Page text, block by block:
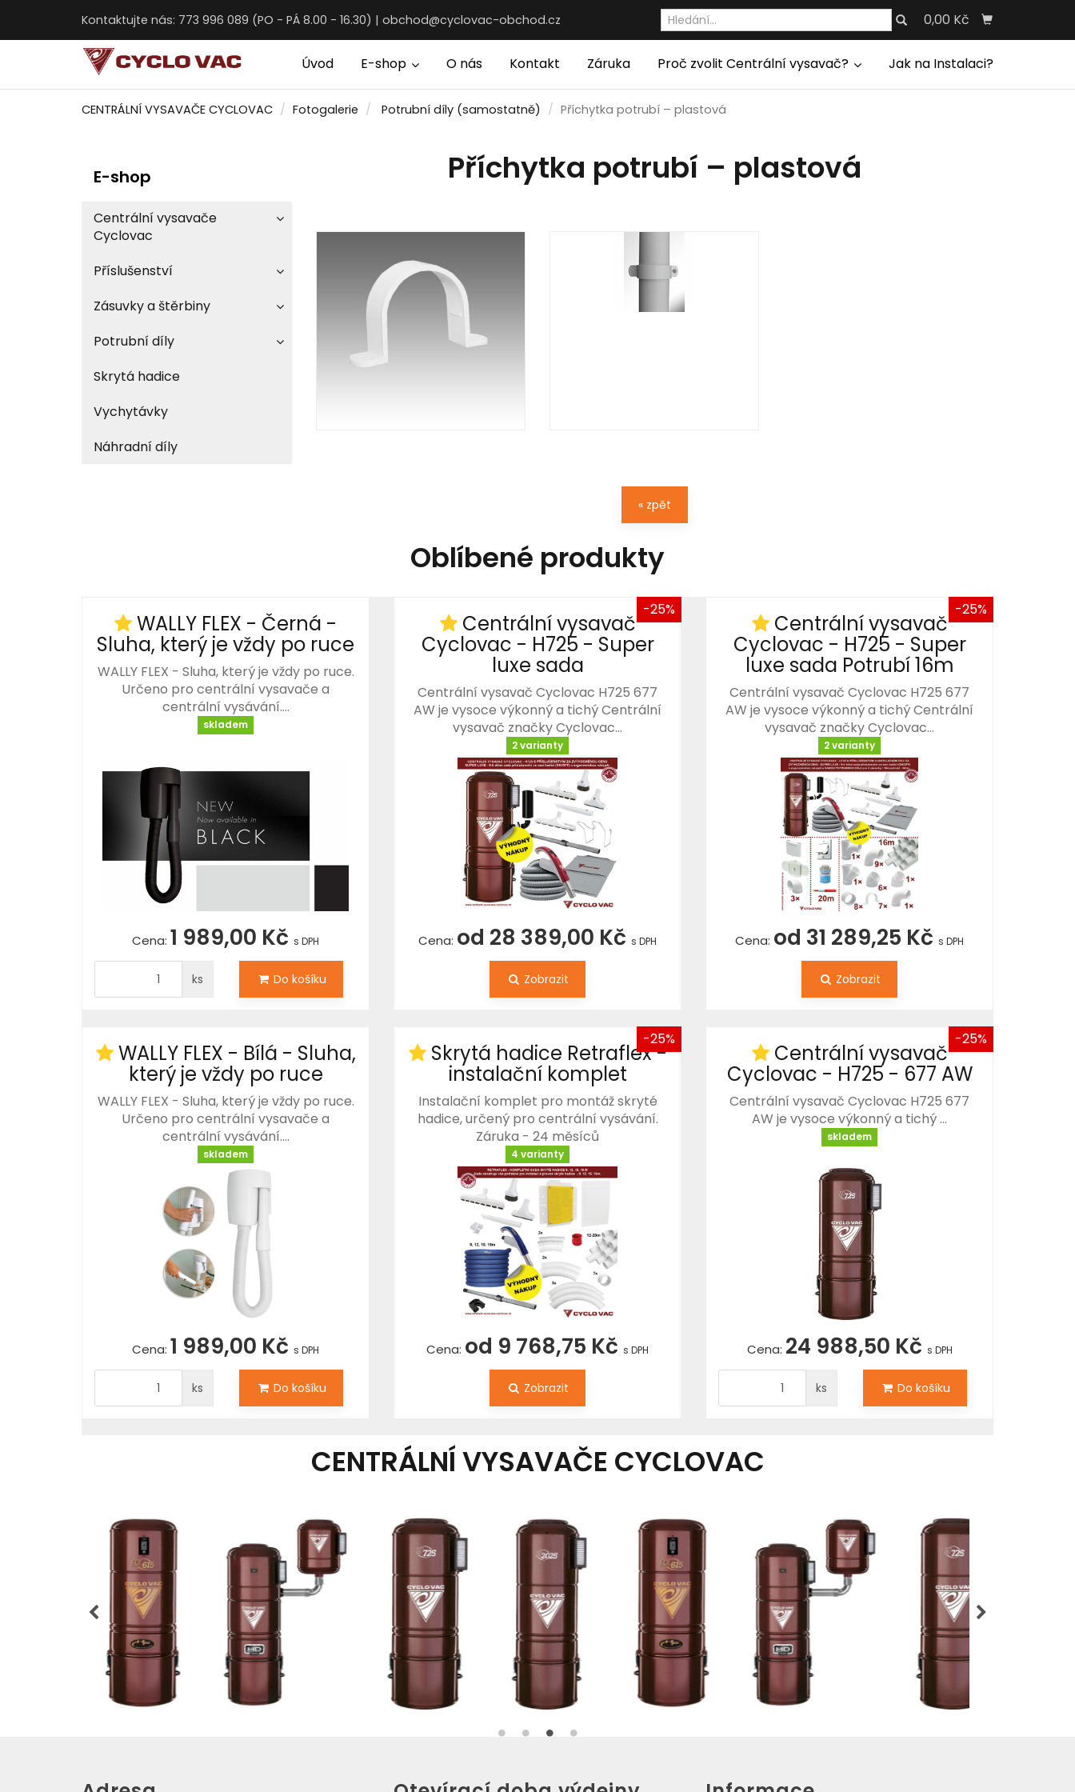
Kontaktujte nás: 773 996 089 (PO - PÁ 8.00 - 16.30) | obchod@cyclovac-obchod.cz 0,00 Kč
Úvod E-shop O nás Kontakt Záruka Proč zvolit Centrální vysavač? Jak na Instalaci?
CENTRÁLNÍ VYSAVAČE CYCLOVAC Fotogalerie Potrubní díly (samostatně) Příchytka potrubí – plastová
E-shop
Centrální vysavače
Cyclovac
Příslušenství
Zásuvky a štěrbiny
Potrubní díly
Skrytá hadice
Vychytávky
Náhradní díly
Příchytka potrubí – plastová
« zpět
Oblíbené produkty
WALLY FLEX - Černá -
Sluha, který je vždy po ruce
WALLY FLEX - Sluha, který je vždy po ruce.
Určeno pro centrální vysavače a
centrální vysávání.…
skladem
Cena: 1 989,00 Kč s DPH
ks Do košíku
-25%
Centrální vysavač
Cyclovac - H725 - Super
luxe sada
Centrální vysavač Cyclovac H725 677
AW je vysoce výkonný a tichý Centrální
vysavač značky Cyclovac…
2 varianty
Cena: od 28 389,00 Kč s DPH
Zobrazit
-25%
Centrální vysavač
Cyclovac - H725 - Super
luxe sada Potrubí 16m
Centrální vysavač Cyclovac H725 677
AW je vysoce výkonný a tichý Centrální
vysavač značky Cyclovac…
2 varianty
Cena: od 31 289,25 Kč s DPH
Zobrazit
WALLY FLEX - Bílá - Sluha,
který je vždy po ruce
WALLY FLEX - Sluha, který je vždy po ruce.
Určeno pro centrální vysavače a
centrální vysávání.…
skladem
Cena: 1 989,00 Kč s DPH
ks Do košíku
-25%
Skrytá hadice Retraflex -
instalační komplet
Instalační komplet pro montáž skryté
hadice, určený pro centrální vysávání.
Záruka - 24 měsíců
4 varianty
Cena: od 9 768,75 Kč s DPH
Zobrazit
-25%
Centrální vysavač
Cyclovac - H725 - 677 AW
Centrální vysavač Cyclovac H725 677
AW je vysoce výkonný a tichý …
skladem
Cena: 24 988,50 Kč s DPH
ks Do košíku
CENTRÁLNÍ VYSAVAČE CYCLOVAC